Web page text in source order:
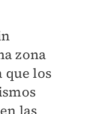
zona
que los